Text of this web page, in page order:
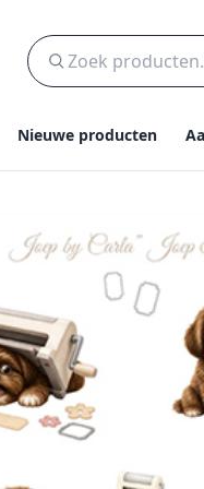
Nieuwe producten